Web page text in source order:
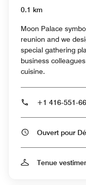
0.1 km
Moon Palace
reunion and we
special gathering
business
cuisine.
+1 416-551-
Tenue